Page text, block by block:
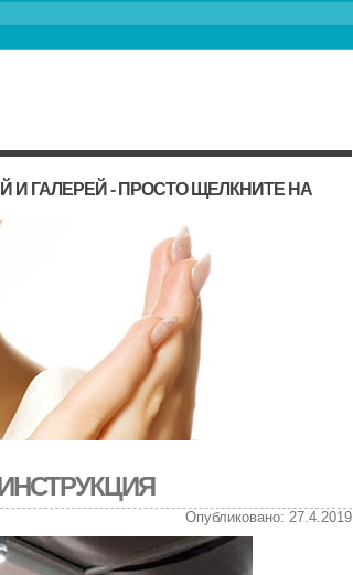
ГАЛЕРЕЙ - ПРОСТО ЩЕЛКНИТЕ НА
Опубликовано: 27.4.2019